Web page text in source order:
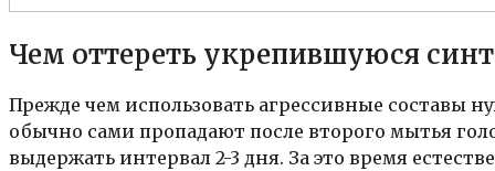
Чем оттереть укрепившуюся
Прежде чем использовать агрессивные составы
обычно сами пропадают после второго мытья
выдержать интервал 2-3 дня. За это время